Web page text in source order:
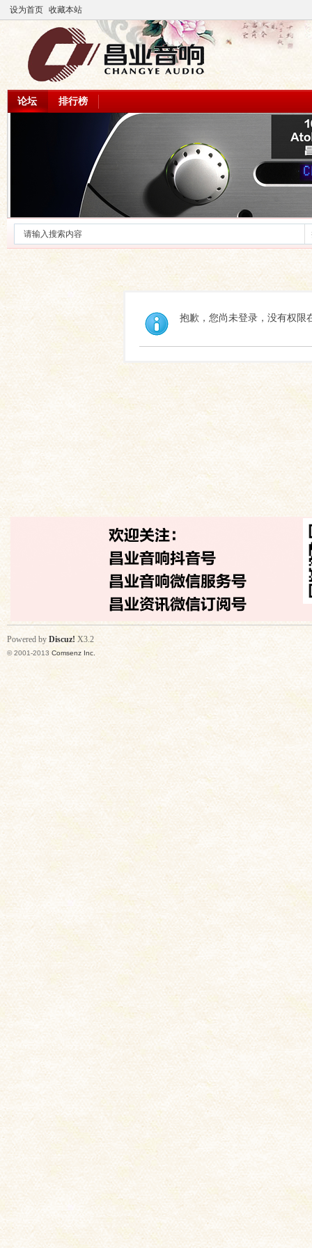
设为首页 收藏本站
论坛 排行榜
抱歉，您尚未登录，没有权限
Powered by Discuz! X3.2
© 2001-2013 Comsenz Inc.